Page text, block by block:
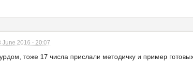
June 2016 - 20:07
тоже 17 числа прислали методичку и пример